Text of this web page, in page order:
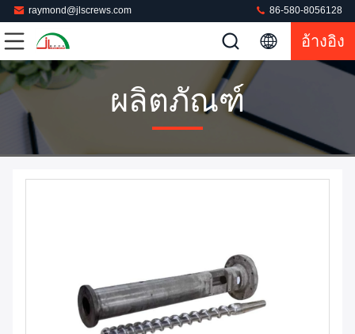
raymond@jlscrews.com 86-580-8056128
อ้างอิง
ผลิตภัณฑ์